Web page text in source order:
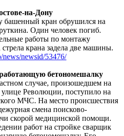
на-Дону
башенный кран обрушился на
Один человек погиб.
работы по монтажу
крана задела две машины.
newsid/53476/
бетономешалку
случае, произошедшем на
Революции, поступило на
МЧС. На место происшествия
смена поисково-
скорой медицинской помощи.
работ на стройке сварщик